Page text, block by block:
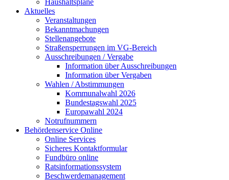
Haushaltspläne
Aktuelles
Veranstaltungen
Bekanntmachungen
Stellenangebote
Straßensperrungen im VG-Bereich
Ausschreibungen / Vergabe
Information über Ausschreibungen
Information über Vergaben
Wahlen / Abstimmungen
Kommunalwahl 2026
Bundestagswahl 2025
Europawahl 2024
Notrufnummern
Behördenservice Online
Online Services
Sicheres Kontaktformular
Fundbüro online
Ratsinformationssystem
Beschwerdemanagement